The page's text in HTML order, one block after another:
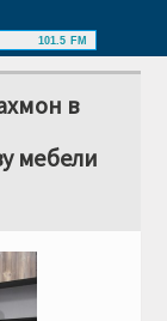
101.5 FM
в
мебели